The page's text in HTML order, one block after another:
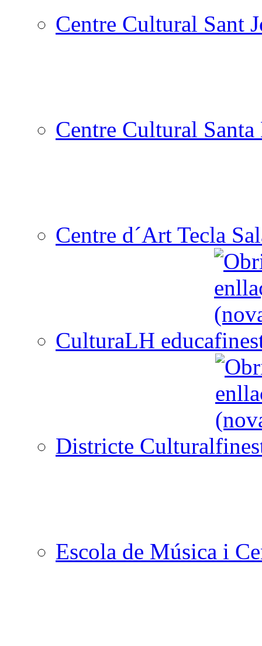
Centre Cultural Sant
Centre Cultural
Centre d´Art Tecla
CulturaLH educa
Districte Cultural
Escola de Música i